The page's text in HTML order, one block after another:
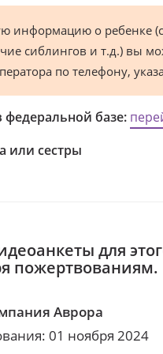
информацию о ребенке
сиблингов и т.д.) вы
по телефону,
федеральной базе:
или сестры
для
пожертвованиям.
Аврора
01 ноября 2024